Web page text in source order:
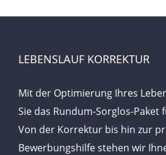
LEBENSLAUF KORREKTUR
Mit der Optimierung Ihres
Sie das Rundum-Sorglos-Paket
Von der Korrektur bis hin zur
Bewerbungshilfe stehen wir